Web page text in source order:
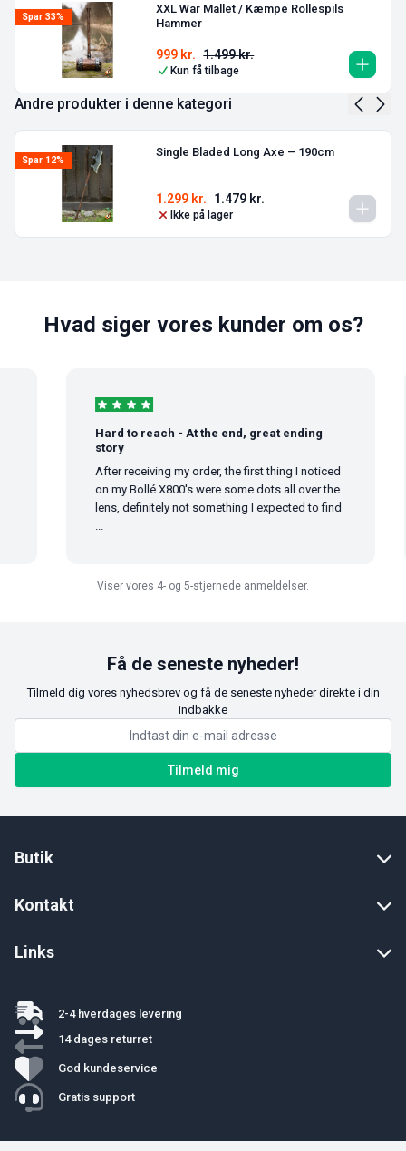
Spar 33%
XXL War Mallet / Kæmpe Rollespils
Hammer
1.499kr.
999 kr.
Kun få tilbage
Andre produkter i denne kategori
Spar 12%
Single Bladed Long Axe – 190cm
1.479kr.
1.299 kr.
Ikke på lager
Hvad siger vores kunder om os?
Hard to reach - At the end, great ending
story
After receiving my order, the first thing I noticed
on my Bollé X800's were some dots all over the
lens, definitely not something I expected to find
Viser vores 4- og 5-stjernede anmeldelser.
Få de seneste nyheder!
Tilmeld dig vores nyhedsbrev og få de seneste nyheder direkte i din
indbakke
Tilmeld mig
Butik
Kontakt
Links
2-4 hverdages levering
14 dages returret
God kundeservice
Gratis support